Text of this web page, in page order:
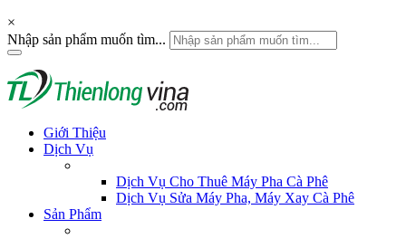
×
Nhập sản phẩm muốn tìm...
Giới Thiệu
Dịch Vụ
Dịch Vụ Cho Thuê Máy Pha Cà Phê
Dịch Vụ Sửa Máy Pha, Máy Xay Cà Phê
Sản Phẩm